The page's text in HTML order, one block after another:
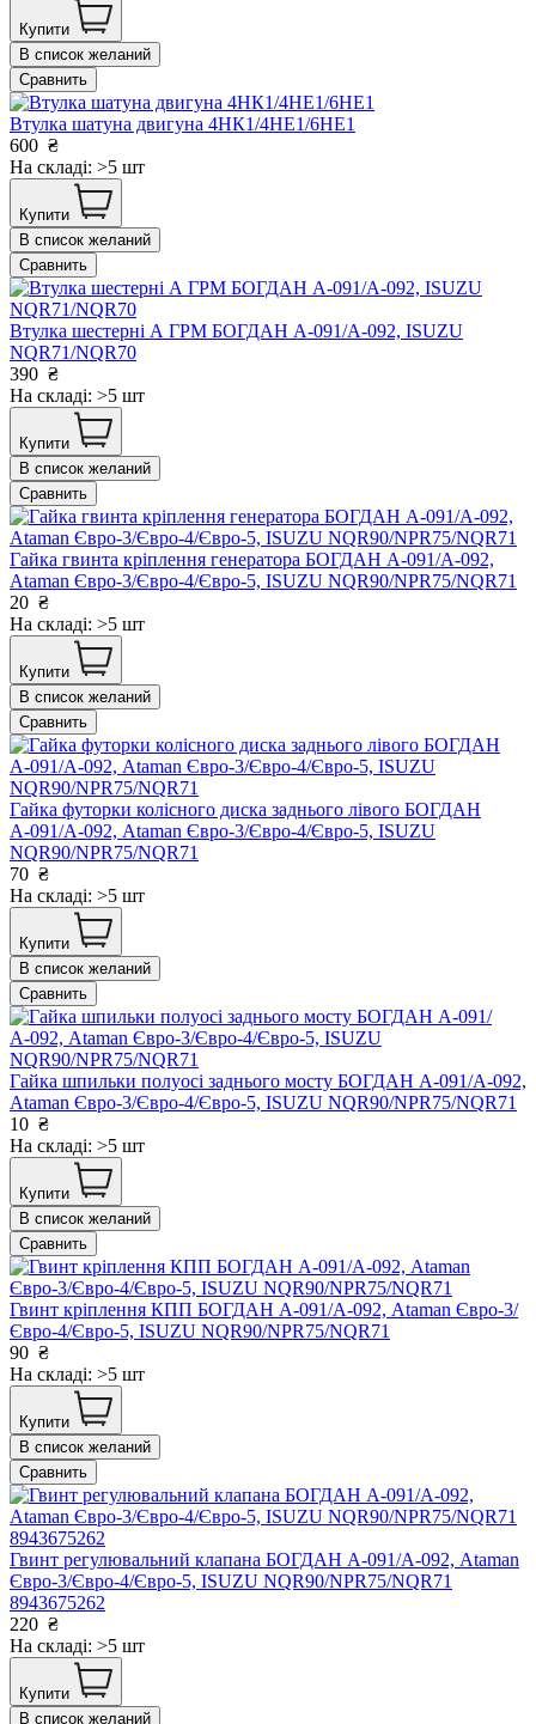
Купити
В список желаний
Сравнить
Втулка шатуна двигуна 4НК1/4НЕ1/6НЕ1
600 ₴
На складі: >5 шт
Купити
В список желаний
Сравнить
Втулка шестерні А ГРМ БОГДАН А-091/А-092, ISUZU
NQR71/NQR70
390 ₴
На складі: >5 шт
Купити
В список желаний
Сравнить
Гайка гвинта кріплення генератора БОГДАН А-091/А-092,
Ataman Євро-3/Євро-4/Євро-5, ISUZU NQR90/NPR75/NQR71
20 ₴
На складі: >5 шт
Купити
В список желаний
Сравнить
Гайка футорки колісного диска заднього лівого БОГДАН
А-091/А-092, Ataman Євро-3/Євро-4/Євро-5, ISUZU
NQR90/NPR75/NQR71
70 ₴
На складі: >5 шт
Купити
В список желаний
Сравнить
Гайка шпильки полуосі заднього мосту БОГДАН А-091/А-092,
Ataman Євро-3/Євро-4/Євро-5, ISUZU NQR90/NPR75/NQR71
10 ₴
На складі: >5 шт
Купити
В список желаний
Сравнить
Гвинт кріплення КПП БОГДАН А-091/А-092, Ataman Євро-3/
Євро-4/Євро-5, ISUZU NQR90/NPR75/NQR71
90 ₴
На складі: >5 шт
Купити
В список желаний
Сравнить
Гвинт регулювальний клапана БОГДАН А-091/А-092, Ataman
Євро-3/Євро-4/Євро-5, ISUZU NQR90/NPR75/NQR71
8943675262
220 ₴
На складі: >5 шт
Купити
В список желаний